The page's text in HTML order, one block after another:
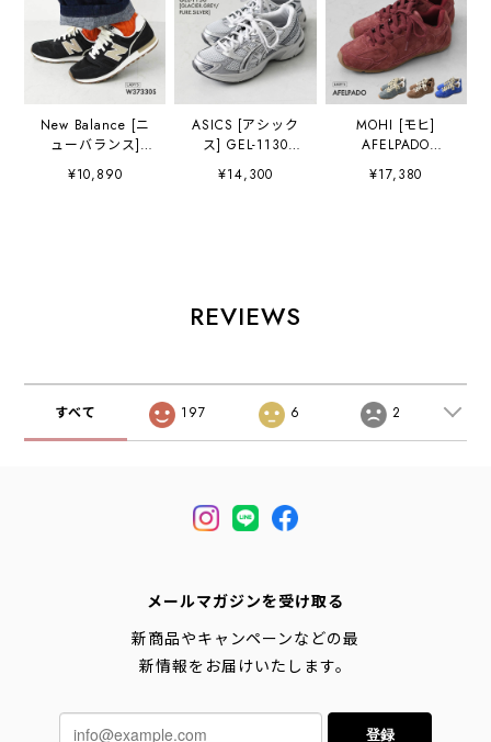
New Balance [ニ
ューバランス]
W37330S
[W37330S] レデ
[2026AW]
¥10,890
ASICS [アシック
ス] GEL-1130
GLACIER.GREY/P
URE.SILVER
ス・MEN'S /
LADY'S
¥14,300
MOHI [モヒ]
AFELPADO
[AB713-11-AF] ス
ニーカー・カラフ
¥17,380
REVIEWS
すべて 197 6 2
メールマガジンを受け取る
新商品やキャンペーンなどの最
新情報をお届けいたします。
登録